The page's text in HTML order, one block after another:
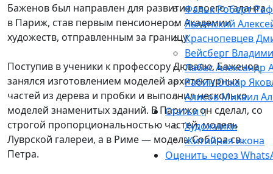
Фальк Роберт
Явленский
Краснопевцев
Вейсберг
Лабас Александр
Рабин Оскар
Алисов Михаил
Статьи
Художники
Житийная икона
Оценить через
Баженов был направлен для развития своего таланта
в Париж, став первым пенсионером Академии
художеств, отправленным за границу.
Поступив в ученики к профессору Дювалю, Баженов
занялся изготовлением моделей архитектурных
частей из дерева и пробки и выполнил несколько
моделей знаменитых зданий. В Париже он сделал, со
строгой пропорциональностью частей, модель
Луврской галереи, а в Риме — модель Собора св.
Петра.